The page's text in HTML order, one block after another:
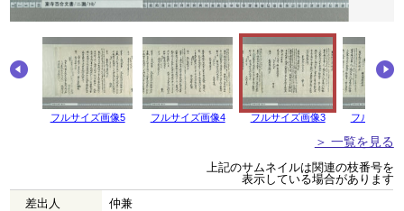
フルサイズ画像5 フルサイズ画像4 フルサイズ画像3 フルサイズ
＞ 一覧を見る
上記のサムネイルは関連の枝番号を
表示している場合があります
差出人
仲兼